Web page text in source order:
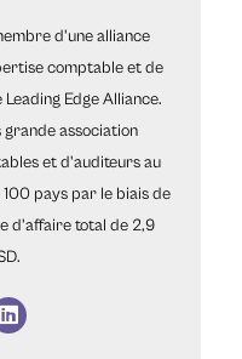
d'une alliance
comptable et de
Edge Alliance.
grande association
et d'auditeurs au
pays par le biais de
d'affaire total de 2,9